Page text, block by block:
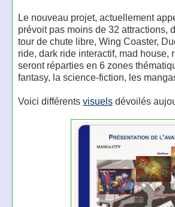
Le nouveau projet, actuellement
prévoit pas moins de 32 attractions,
tour de chute libre, Wing Coaster,
ride, dark ride interactif, mad house,
seront réparties en 6 zones
fantasy, la science-fiction, les
Voici différents visuelsdévoilés